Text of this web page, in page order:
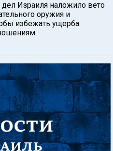
Израиля наложило вето
оружия и
избежать ущерба